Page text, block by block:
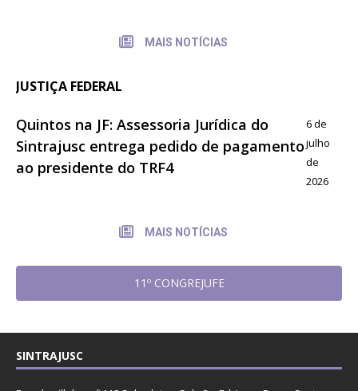
MAIS NOTÍCIAS
JUSTIÇA FEDERAL
Quintos na JF: Assessoria Jurídica do
Sintrajusc entrega pedido de pagamento
ao presidente do TRF4
6 de
julho
de
2026
MAIS NOTÍCIAS
11º CONGREJUFE
SINTRAJUSC